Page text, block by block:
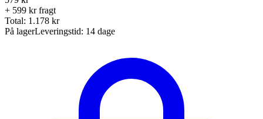
+ 599 kr fragt
Total: 1.178 kr
På lagerLeveringstid: 14 dage